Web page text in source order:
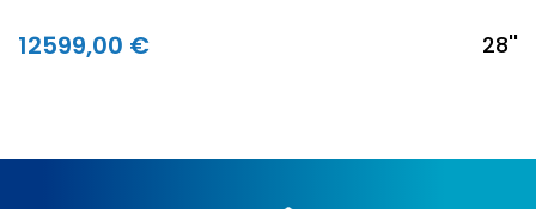
12599,00 € 28''